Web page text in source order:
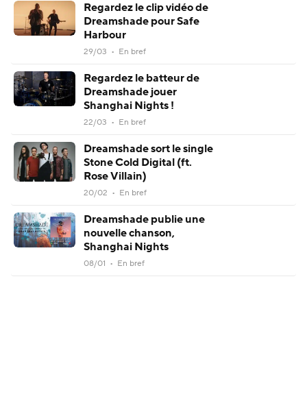
Regardez le clip vidéo de
Dreamshade pour Safe
Harbour
29/03 • En bref
Regardez le batteur de
Dreamshade jouer
Shanghai Nights !
22/03 • En bref
Dreamshade sort le single
Stone Cold Digital (ft.
Rose Villain)
20/02 • En bref
Dreamshade publie une
nouvelle chanson,
Shanghai Nights
08/01 • En bref